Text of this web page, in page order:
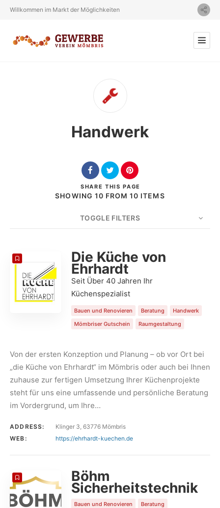
Willkommen im Markt der Möglichkeiten
Handwerk
SHARE THIS PAGE
SHOWING 10 FROM 10 ITEMS
TOGGLE FILTERS
SORT BY Date
Die Küche von
Ehrhardt
Seit Über 40 Jahren Ihr
Küchenspezialist
Bauen und Renovieren Beratung
Handwerk
Mömbriser Gutschein
Raumgestaltung
Von der ersten Konzeption und Planung – ob vor Ort bei
„die Küche von Ehrhardt“ im Mömbris oder auch bei Ihnen
zuhause zur fertigen Umsetzung Ihrer Küchenprojekte
steht für uns eine umfassende und persönliche Beratung
im Vordergrund, um Ihre…
ADDRESS:
Klinger 3, 63776 Mömbris
WEB:
https://ehrhardt-kuechen.de
Böhm
Sicherheitstechnik
Bauen und Renovieren
Beratung